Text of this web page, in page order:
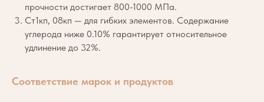
прочности достигает 800-1000 МПа.
Ст1кп, 08кп — для гибких элементов. Содержание
углерода ниже 0.10% гарантирует относительное
удлинение до 32%.
Соответствие марок и продуктов